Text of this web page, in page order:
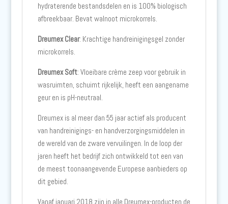
hydraterende bestandsdelen en is 100% biologisch
afbreekbaar. Bevat walnoot microkorrels.
Dreumex Clear: Krachtige handreinigingsgel zonder
microkorrels.
Dreumex Soft: Vloeibare crème zeep voor gebruik in
wasruimten, schuimt rijkelijk, heeft een aangename
geur en is pH-neutraal.
Dreumex is al meer dan 55 jaar actief als producent
van handreinigings- en handverzorgingsmiddelen in
de wereld van de zware vervuilingen. In de loop der
jaren heeft het bedrijf zich ontwikkeld tot een van
de meest toonaangevende Europese aanbieders op
dit gebied.
Vanaf januari 2018 zijn in alle Dreumex-producten de